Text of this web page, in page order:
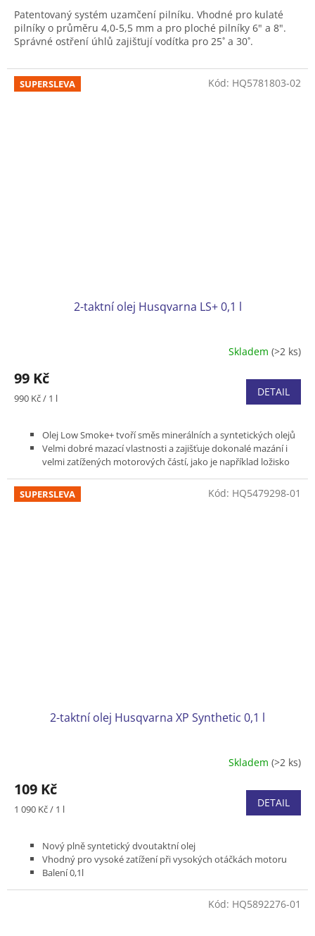
z
5
hvězdiček.
Patentovaný systém uzamčení pilníku. Vhodné pro kulaté
pilníky o průměru 4,0-5,5 mm a pro ploché pilníky 6" a 8".
Správné ostření úhlů zajišťují vodítka pro 25˚ a 30˚.
SUPERSLEVA
2-taktní olej Husqvarna LS+ 0,1 l
Skladem (>2 ks)
99 Kč
Měrná
990 Kč / 1 l DETAIL
Olej Low Smoke+ tvoří směs minerálních a syntetických olejů
Velmi dobré mazací vlastnosti a zajišťuje dokonalé mazání i
velmi zatížených motorových částí, jako je například ložisko
Balení 0,1l
Kód: HQ5781803-02
SUPERSLEVA
2-taktní olej Husqvarna XP Synthetic 0,1 l
Skladem (>2 ks)
109 Kč
Měrná
1 090 Kč / 1 l DETAIL
Nový plně syntetický dvoutaktní olej
Vhodný pro vysoké zatížení při vysokých otáčkách motoru
Balení 0,1l
Kód: HQ5479298-01
Kód: HQ5892276-01